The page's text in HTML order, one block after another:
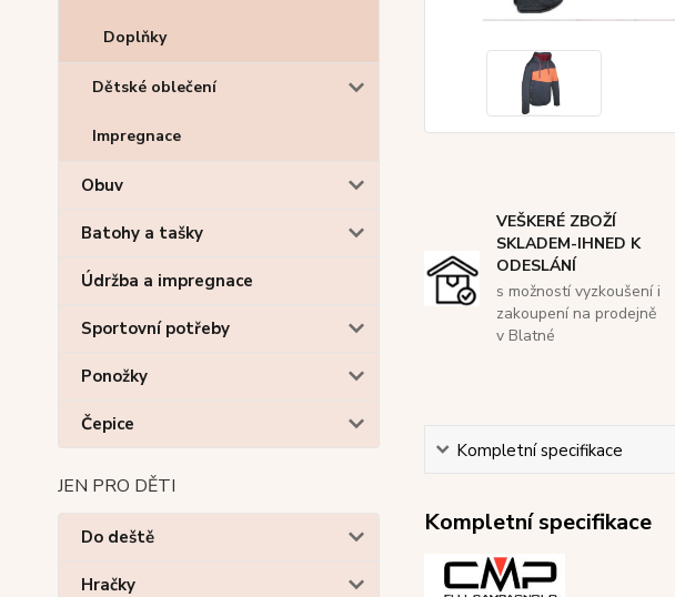
Doplňky
Dětské oblečení
Impregnace
Obuv
Batohy a tašky
Údržba a impregnace
Sportovní potřeby
Ponožky
Čepice
JEN PRO DĚTI
Do deště
Hračky
VEŠKERÉ ZBOŽÍ
SKLADEM-IHNED K
ODESLÁNÍ
s možností vyzkoušení i
zakoupení na prodejně
v Blatné
Kompletní specifikace
Kompletní specifikace